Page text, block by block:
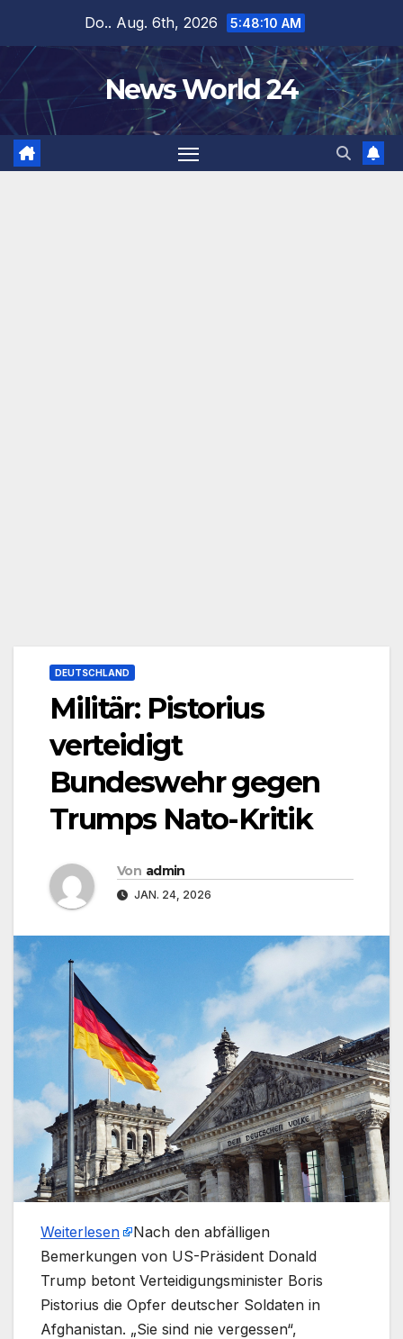
springen
Do.. Aug. 6th, 2026 5:48:10 AM
News World 24
DEUTSCHLAND
Militär: Pistorius
verteidigt
Bundeswehr gegen
Trumps Nato-Kritik
Von admin
JAN. 24, 2026
Weiterlesen
​Nach den abfälligen
Bemerkungen von US-Präsident Donald
Trump betont Verteidigungsminister Boris
Pistorius die Opfer deutscher Soldaten in
Afghanistan. „Sie sind nie vergessen“,